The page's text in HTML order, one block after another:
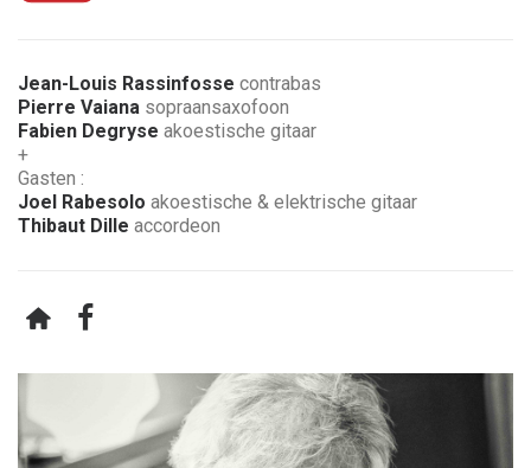
Jean-Louis Rassinfosse contrabas
Pierre Vaiana sopraansaxofoon
Fabien Degryse akoestische gitaar
+
Gasten :
Joel Rabesolo akoestische & elektrische gitaar
Thibaut Dille accordeon